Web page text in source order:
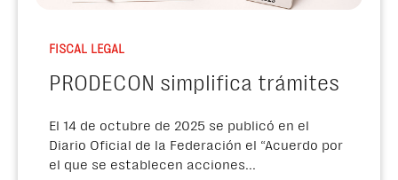
FISCAL LEGAL
PRODECON simplifica trámites
El 14 de octubre de 2025 se publicó en el
Diario Oficial de la Federación el “Acuerdo por
el que se establecen acciones...